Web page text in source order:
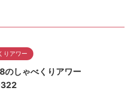
りアワー
のしゃべくりアワー